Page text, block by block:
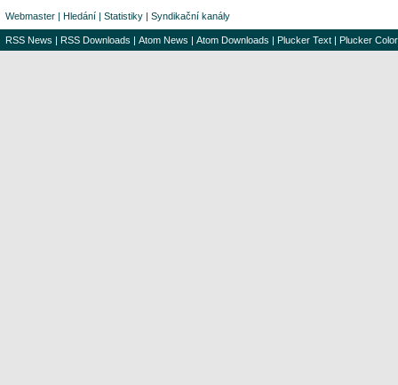
Webmaster | Hledání | Statistiky | Syndikační kanály
RSS News | RSS Downloads | Atom News | Atom Downloads | Plucker Text | Plucker Color